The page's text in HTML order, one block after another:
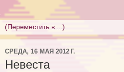
СРЕДА, 16 МАЯ 2012 Г.
Невеста